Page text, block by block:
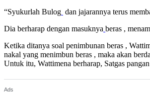
“Syukurlah Bulog dan jajarannya terus
Dia berharap dengan masuknya beras ,
Ketika ditanya soal penimbunan beras ,
nakal yang menimbun beras , maka akan
Untuk itu, Wattimena berharap, Satgas
Ads